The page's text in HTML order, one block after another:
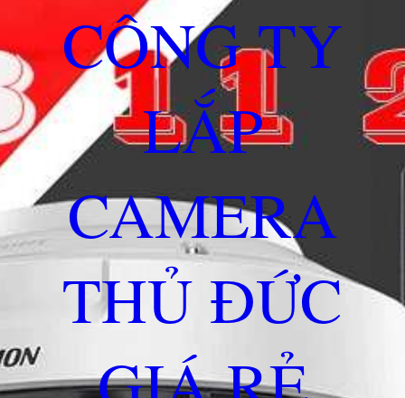
CÔNG TY
LẮP
CAMERA
THỦ ĐỨC